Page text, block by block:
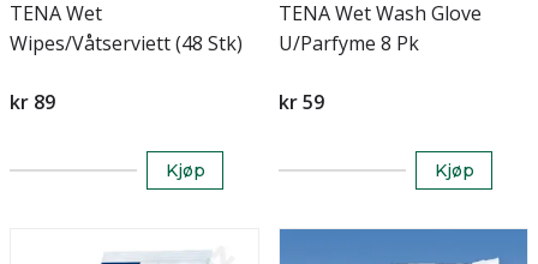
TENA Wet
Wipes/Våtserviett (48 Stk)
kr 89
Kjøp
TENA Wet Wash Glove
U/Parfyme 8 Pk
kr 59
Kjøp